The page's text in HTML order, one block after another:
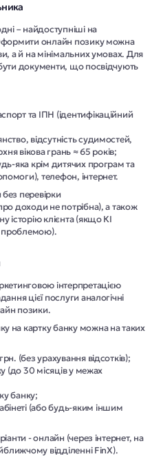
– найдоступніші на
онлайн позику можна
а й на мінімальних умовах. Для
документи, що посвідчують
та ІПН (ідентифікаційний
відсутність судимостей,
вікова грань ≈ 65 років;
яка крім дитячих програм та
телефон, інтернет.
перевірки
доходи не потрібна), а також
клієнта (якщо КІ
проблемою).
інтерпретацією
цієї послуги аналогічні
позики.
на картку банку можна на таких
(без урахування відсотків);
(до 30 місяців у межах
банку;
(або будь-яким іншим
- онлайн (через інтернет, на
відділенні FinX).